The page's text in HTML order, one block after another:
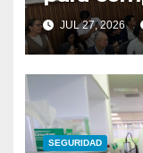
JUL 27, 2026
SEGURIDAD